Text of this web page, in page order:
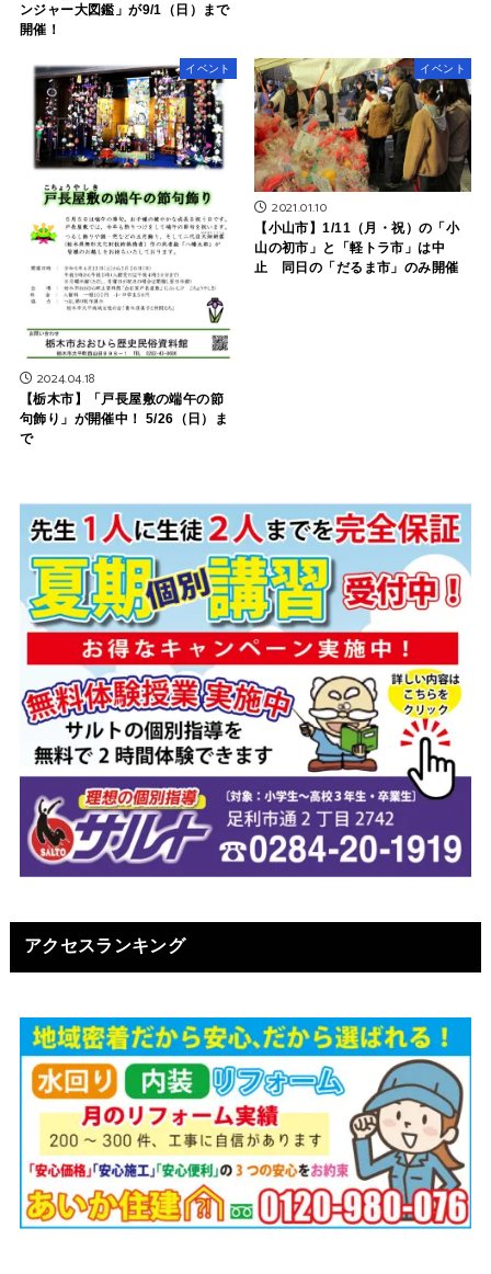
ンジャー大図鑑」が9/1（日）まで
開催！
イベント
2024.04.18
【栃木市】「戸長屋敷の端午の節
句飾り」が開催中！ 5/26（日）ま
で
イベント
2021.01.10
【小山市】1/11（月・祝）の「小
山の初市」と「軽トラ市」は中
止 同日の「だるま市」のみ開催
アクセスランキング